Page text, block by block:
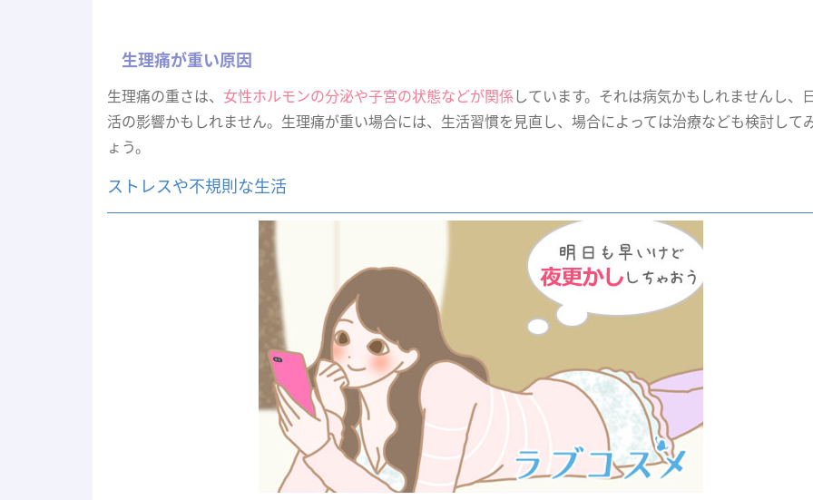
生理痛が重い原因
生理痛の重さは、 女性ホルモンの分泌や子宮の状態などが関係しています。それは病気かもしれませんし、
活の影響かもしれません。生理痛が重い場合には、生活習慣を見直し、場合によっては治療なども検討して
ょう。
ストレスや不規則な生活